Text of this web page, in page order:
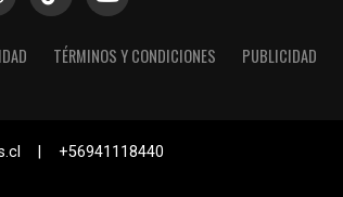
TÉRMINOS Y CONDICIONES PUBLICIDAD
| +56941118440